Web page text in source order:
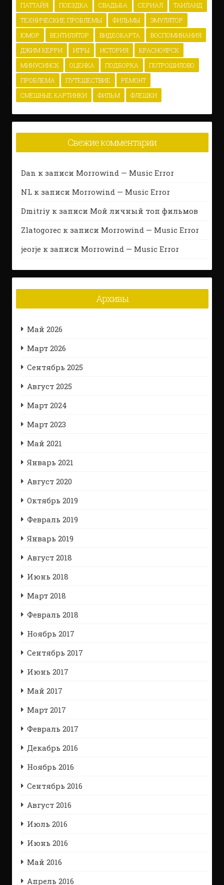
ПАТТАЙЯ ПОЕЗДКА СВАДЬБА СЕРИАЛ
ТАИЛАНД
ТЕХНИЧЕСКИЕ ПРОБЛЕМЫ
ФИЛЬМЫ
ЭМУЛЯТОР
ЮМОР
ВЕНТИЛЯТОР ВИДЕОКАРТА
ВОСПОМИНАНИЯ
ДЖИМ КЕРРИ
ИГРЫ ИСТОРИЯ
КРАСНОЯРСК
МИНУСИНСК
ОЦЕНКА ПОДБОРКА
ПОТРОШИЛОВО
ПРОБЛЕМА
ПУТЕШЕСТВИЕ
РЕМОНТ
СМЕШНЫЕ КАРТИНКИ
ФИЛЬМ ФЛЕШКИ
Свежие комментарии
Dan к записи Morrowind — Music Error
NLк записи Morrowind — Music Error
Dmitriyк записи Мой личный топ фильмов
Zlatogorecк записи Morrowind — Music Error
jeorje к записи Morrowind — Music Error
Архивы
Май 2026
Март 2026
Сентябрь 2025
Август 2025
Март 2024
Март 2023
Май 2021
Январь 2021
Август 2020
Октябрь 2019
Февраль 2019
Январь 2019
Август 2018
Июнь 2018
Март 2018
Февраль 2018
Ноябрь 2017
Сентябрь 2017
Июнь 2017
Май 2017
Март 2017
Февраль 2017
Декабрь 2016
Ноябрь 2016
Сентябрь 2016
Август 2016
Июль 2016
Июнь 2016
Май 2016
Апрель 2016